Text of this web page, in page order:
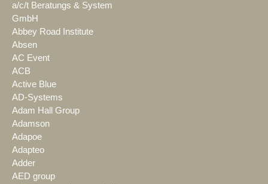
a/c/t Beratungs & System
GmbH
Abbey Road Institute
Absen
AC Event
ACB
Active Blue
AD-Systems
Adam Hall Group
Adamson
Adapoe
Adapteo
Adder
AED group